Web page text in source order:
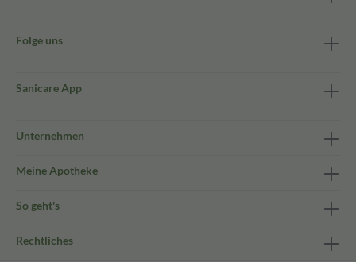
Folge uns
Sanicare App
Unternehmen
Meine Apotheke
So geht's
Rechtliches